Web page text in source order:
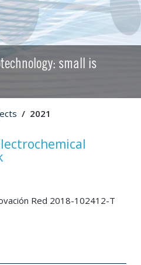
small is
2021
Red 2018-102412-T